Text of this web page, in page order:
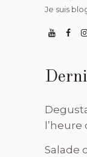
Je suis
Salade